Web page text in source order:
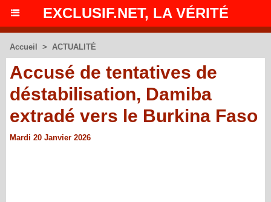
EXCLUSIF.NET, LA VÉRITÉ
Accueil > ACTUALITÉ
Accusé de tentatives de
déstabilisation, Damiba
extradé vers le Burkina Faso
Mardi 20 Janvier 2026